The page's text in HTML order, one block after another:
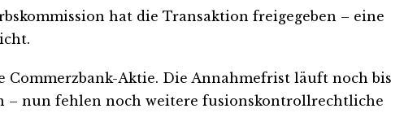
hat die Transaktion freigegeben – eine
Commerzbank-Aktie. Die Annahmefrist läuft noch bis
– nun fehlen noch weitere fusionskontrollrechtliche